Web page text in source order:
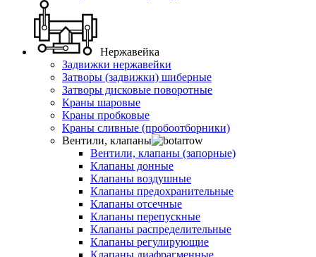
Нержавейка
Задвижки нержавейки
Затворы (задвижки) шиберные
Затворы дисковые поворотные
Краны шаровые
Краны пробковые
Краны сливные (пробоотборники)
Вентили, клапаны
Вентили, клапаны (запорные)
Клапаны донные
Клапаны воздушные
Клапаны предохранительные
Клапаны отсечные
Клапаны перепускные
Клапаны распределительные
Клапаны регулирующие
Клапаны диафрагменные